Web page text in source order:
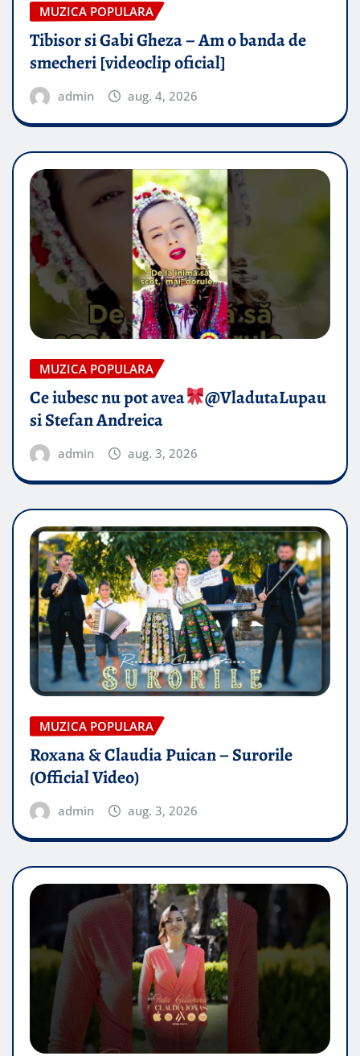
MUZICA POPULARA
Tibisor si Gabi Gheza – Am o banda de
smecheri [videoclip oficial]
admin aug. 4, 2026
MUZICA POPULARA
Ce iubesc nu pot avea
​@VladutaLupau
si Stefan Andreica
admin aug. 3, 2026
MUZICA POPULARA
Roxana & Claudia Puican – Surorile
(Official Video)
admin aug. 3, 2026